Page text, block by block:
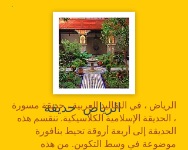
الرياض حديقة
الرياض ، في التقاليد العربية ، حديقة مسورة
، الحديقة الإسلامية الكلاسيكية. تنقسم هذه
الحديقة إلى أربعة أروقة تحيط بنافورة
موضوعة في وسط التكوين. من هذه